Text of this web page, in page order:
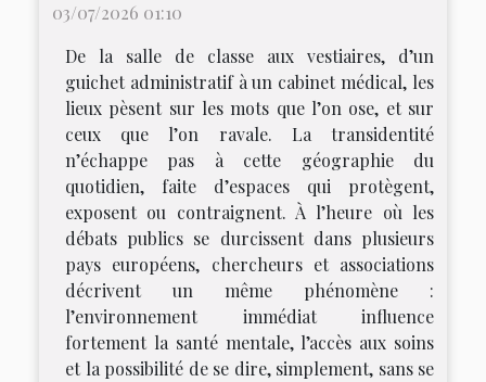
03/07/2026 01:10
De la salle de classe aux vestiaires, d’un
guichet administratif à un cabinet médical, les
lieux pèsent sur les mots que l’on ose, et sur
ceux que l’on ravale. La transidentité
n’échappe pas à cette géographie du
quotidien, faite d’espaces qui protègent,
exposent ou contraignent. À l’heure où les
débats publics se durcissent dans plusieurs
pays européens, chercheurs et associations
décrivent un même phénomène :
l’environnement immédiat influence
fortement la santé mentale, l’accès aux soins
et la possibilité de se dire, simplement, sans se